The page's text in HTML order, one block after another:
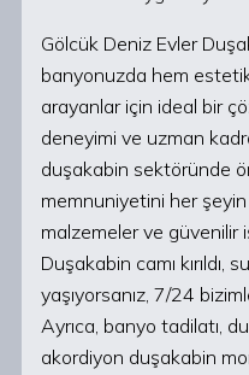
Gölcük Deniz Evler
banyonuzda hem estetik
arayanlar için ideal bir
deneyimi ve uzman
duşakabin sektöründe
memnuniyetini her
malzemeler ve güvenilir
Duşakabin camı kırıldı,
yaşıyorsanız, 7/24
Ayrıca, banyo tadilatı,
akordiyon duşakabin